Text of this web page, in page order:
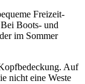
Freizeit-
Boots- und
im Sommer
Auf
nicht eine Weste